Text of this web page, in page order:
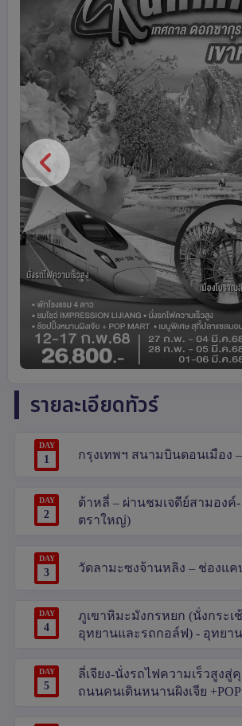
รายละเอียดทัวร์
DAY
1 กรุงเทพฯ สนามบินดอนเมือง
DAY
2
ต้าหลี่ – ผ่านชมเจดีย์สามอง
ตราใหญ่)
DAY
3 วัดลามะซงจ้านหลิง – ช่องแค
DAY
4
ภูเขาหิมะมังกรหยก (นั่งกระเ
อุทยานและรถกอล์ฟ) - อุทยา
DAY
5
ลี่เจียง-นั่งรถไฟความเร็วสูง
ถนนคนเดินหนานผิงเจีย